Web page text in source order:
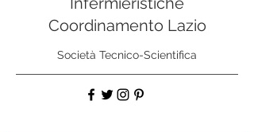
Coordinamento Lazio
Società Tecnico-Scientifica